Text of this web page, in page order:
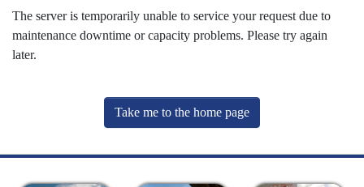
The server is temporarily unable to service your request due to
maintenance downtime or capacity problems. Please try again
later.
Take me to the home page